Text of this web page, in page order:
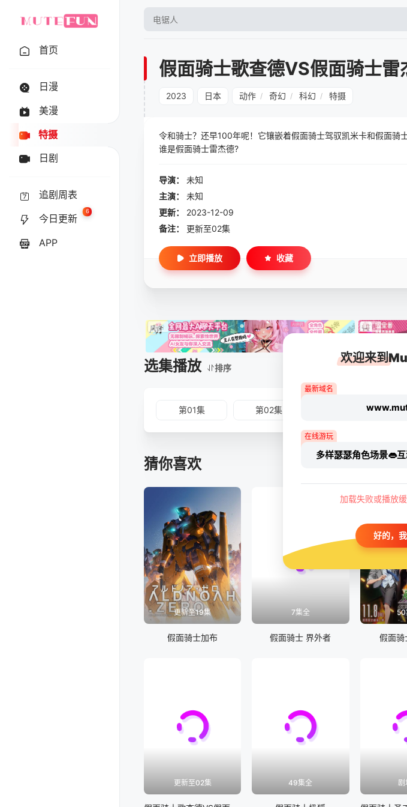
首页
日漫
美漫
特摄
日剧
追剧周表
今日更新
6
APP
假面骑士歌查德VS假面骑士雷
2023 日本 动作 / 奇幻 / 科幻 / 特摄
令和骑士？还早100年呢！它镶嵌着假面骑士驾驭凯米卡和假面骑
谁是假面骑士雷杰德?
导演：
未知
主演：
未知
更新：
2023-12-09
备注：
更新至02集
立即播放 收藏
选集播放 排序
第01集 第02集
猜你喜欢
更新至19集
假面骑士加布
7集全
假面骑士 界外者 假面骑
更新至02集 49集全
欢迎来到
最新域名
在线游玩
多样瑟瑟角色场景👄
加载失败或播放
好的，